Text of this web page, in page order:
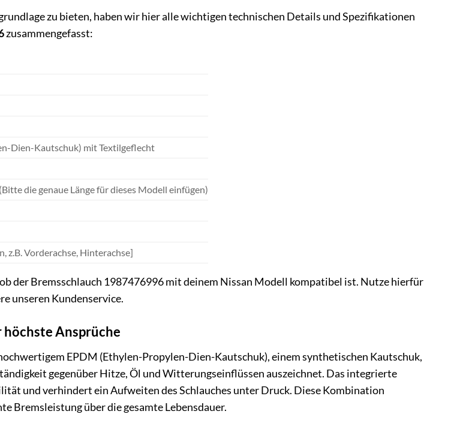
zu bieten, haben wir hier alle wichtigen technischen Details und Spezifikationen
zusammengefasst:
Dien-Kautschuk) mit Textilgeflecht
die genaue Länge für dieses Modell einfügen)
z.B. Vorderachse, Hinterachse]
der Bremsschlauch 1987476996 mit deinem Nissan Modell kompatibel ist. Nutze hierfür
unseren Kundenservice.
Ansprüche
EPDM (Ethylen-Propylen-Dien-Kautschuk), einem synthetischen Kautschuk,
gegenüber Hitze, Öl und Witterungseinflüssen auszeichnet. Das integrierte
und verhindert ein Aufweiten des Schlauches unter Druck. Diese Kombination
Bremsleistung über die gesamte Lebensdauer.